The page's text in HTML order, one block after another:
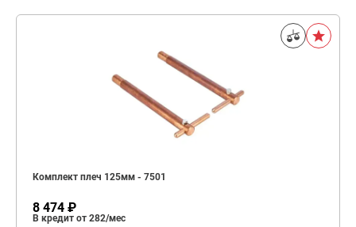
Комплект плеч 125мм - 7501
8 474 ₽
В кредит от 282/мес